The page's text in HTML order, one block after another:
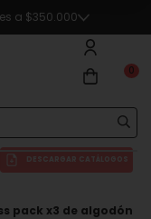
a $350.000
0
DESCARGAR CATÁLOGOS
pack x3 de algodón